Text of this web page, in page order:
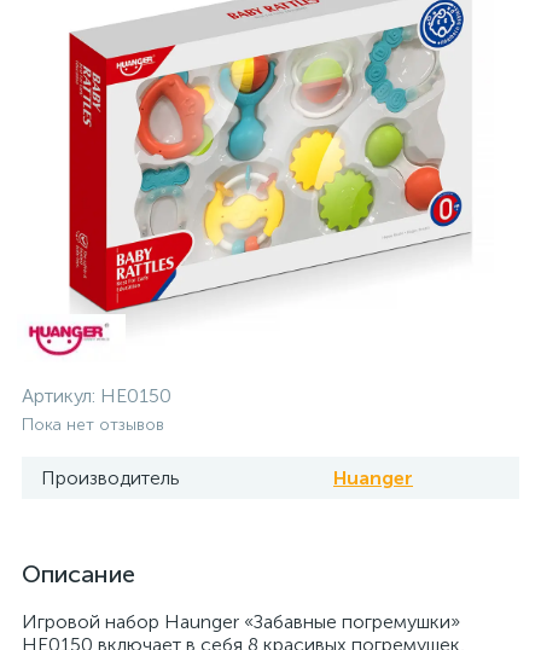
Артикул: HE0150
Пока нет отзывов
Производитель Huanger
Описание
Игровой набор Haunger «Забавные погремушки»
HE0150 включает в себя 8 красивых погремушек,